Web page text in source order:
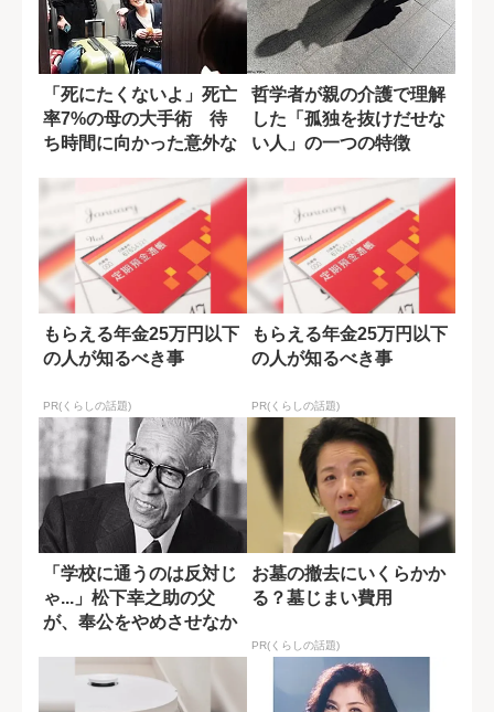
「死にたくないよ」死亡
率7%の母の大手術 待
ち時間に向かった意外な
哲学者が親の介護で理解
した「孤独を抜けだせな
い人」の一つの特徴
もらえる年金25万円以下
の人が知るべき事
PR(くらしの話題)
もらえる年金25万円以下
の人が知るべき事
PR(くらしの話題)
「学校に通うのは反対じ
ゃ...」松下幸之助の父
が、奉公をやめさせなか
お墓の撤去にいくらかか
る？墓じまい費用
PR(くらしの話題)